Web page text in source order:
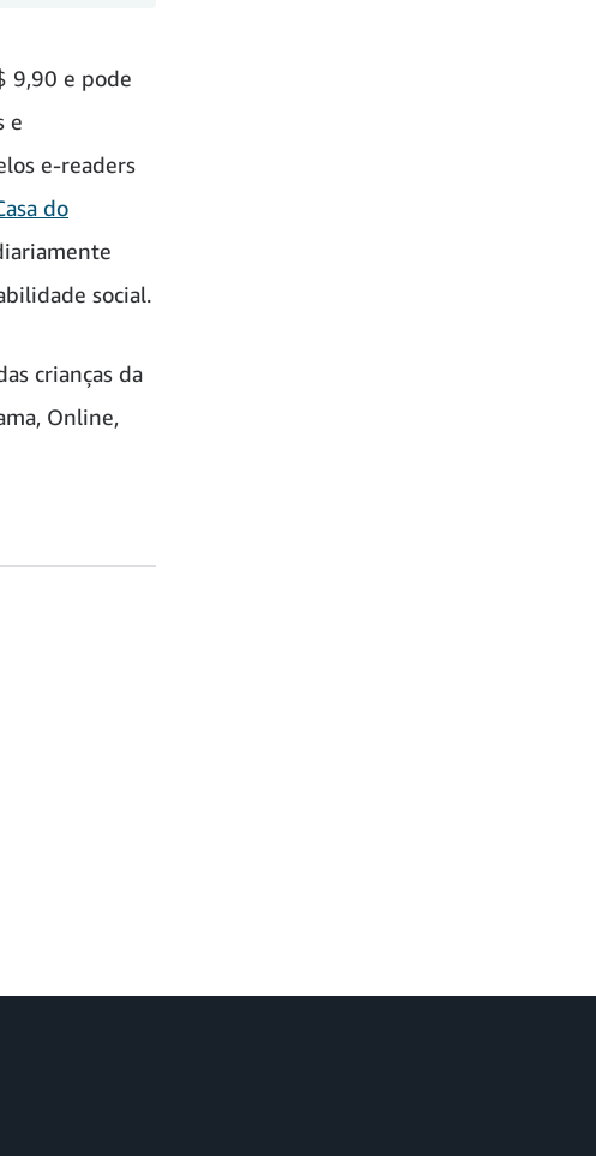
9,90 e pode
e
e-readers
do
social.
crianças da
Online,